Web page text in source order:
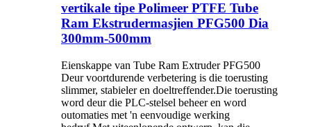
vertikale tipe Polimeer PTFE Tube
Ram Ekstrudermasjien PFG500 Dia
300mm-500mm
Eienskappe van Tube Ram Extruder PFG500
Deur voortdurende verbetering is die toerusting
slimmer, stabieler en doeltreffender.Die toerusting
word deur die PLC-stelsel beheer en word
outomaties met 'n eenvoudige werking